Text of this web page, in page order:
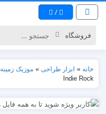
/
خانه » ابزار طراحی » موزیک زمینه
Indie Rock